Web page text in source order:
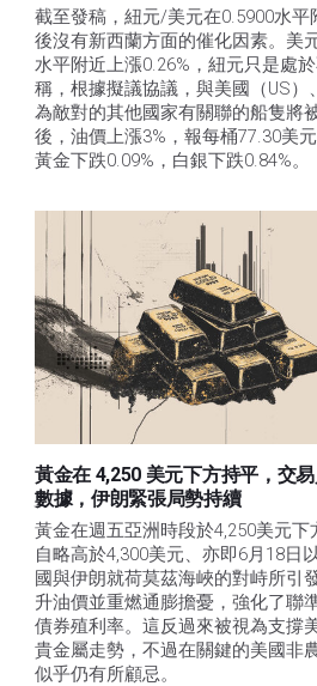
截至發稿，紐元/美元在0.5900水
後沒有新西蘭方面的催化因素。美
水平附近上漲0.26%，紐元只是處
稱，根據擬議協議，與美國（US
為敵對的其他國家有關聯的船隻將
後，油價上漲3%，報每桶77.30美
黃金下跌0.09%，白銀下跌0.84%。
黃金在 4,250 美元下方持平，交
數據，伊朗緊張局勢持續
黃金在週五亞洲時段於4,250美元
自略高於4,300美元、亦即6月18日
國與伊朗就荷莫茲海峽的對峙所引
升油價並重燃通膨擔憂，強化了聯
債券殖利率。這反過來被視為支撐
貴金屬走勢，不過在關鍵的美國非
似乎仍有所顧忌。